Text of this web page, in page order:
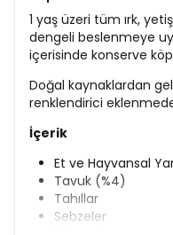
1 yaş üzeri tüm ırk,
dengeli beslenmeye
içerisinde konserve
Doğal kaynaklardan
renklendirici
İçerik
Et ve Hayvansal
Tavuk (%4)
Tahıllar
Sebzeler